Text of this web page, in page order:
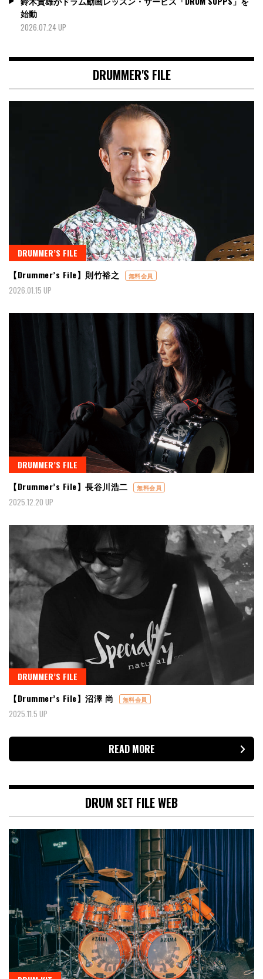
始動
2026.07.24 UP
DRUMMER'S FILE
DRUMMER’S FILE
【Drummer’s File】則竹裕之
無料会員
2026.01.15 UP
DRUMMER’S FILE
【Drummer’s File】長谷川浩二
無料会員
2025.12.20 UP
DRUMMER’S FILE
【Drummer’s File】沼澤 尚
無料会員
2025.11.5 UP
READ MORE
DRUM SET FILE WEB